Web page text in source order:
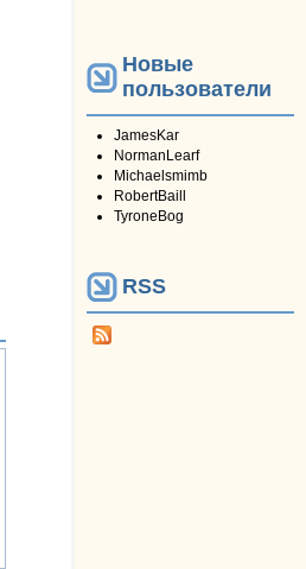
Новые
пользователи
JamesKar
NormanLearf
Michaelsmimb
RobertBaill
TyroneBog
RSS